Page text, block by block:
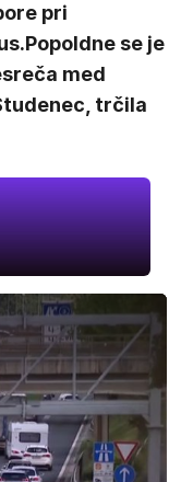
pri
se je
med
trčila